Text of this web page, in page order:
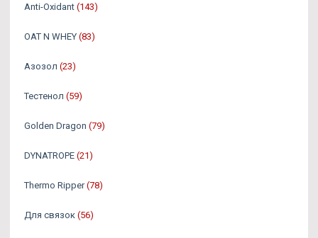
Anti-Oxidant (143)
OAT N WHEY (83)
Азозол (23)
Тестенол (59)
Golden Dragon (79)
DYNATROPE (21)
Thermo Ripper (78)
Для связок (56)